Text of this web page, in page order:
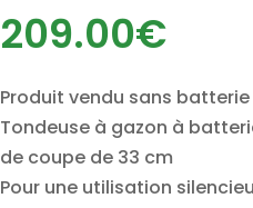
209.00€
Produit vendu sans
Tondeuse à gazon à
de coupe de 33 cm
Pour une utilisation